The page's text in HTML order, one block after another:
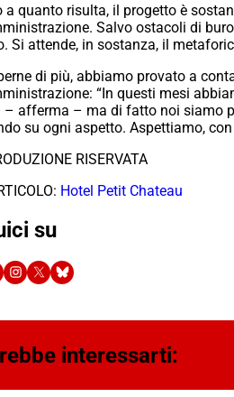
a quanto risulta, il progetto è
Salvo ostacoli di
Si attende, in sostanza, il
di più, abbiamo provato a
“In questi mesi
– afferma – ma di fatto noi siamo
su ogni aspetto. Aspettiamo,
RISERVATA
Hotel Petit Chateau
su
interessarti: